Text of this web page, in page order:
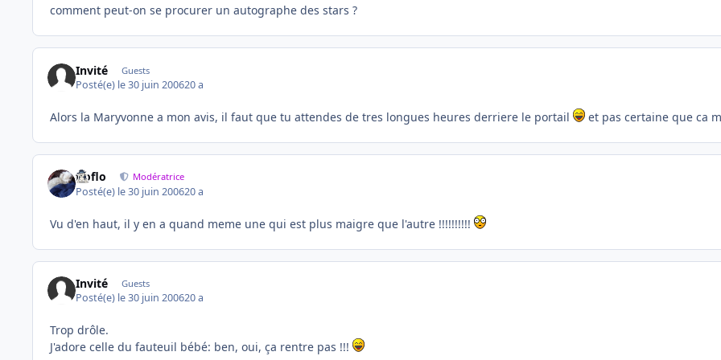
comment peut-on se procurer un autographe des stars ?
Invité Guests
Posté(e) le 30 juin 200620 a
Alors la Maryvonne a mon avis, il faut que tu attendes de tres longues heures derriere le portail et pas certaine que ca
floflo Modératrice
Posté(e) le 30 juin 200620 a
Vu d'en haut, il y en a quand meme une qui est plus maigre que l'autre !!!!!!!!!!
Invité Guests
Posté(e) le 30 juin 200620 a
Trop drôle.
J'adore celle du fauteuil bébé: ben, oui, ça rentre pas !!!